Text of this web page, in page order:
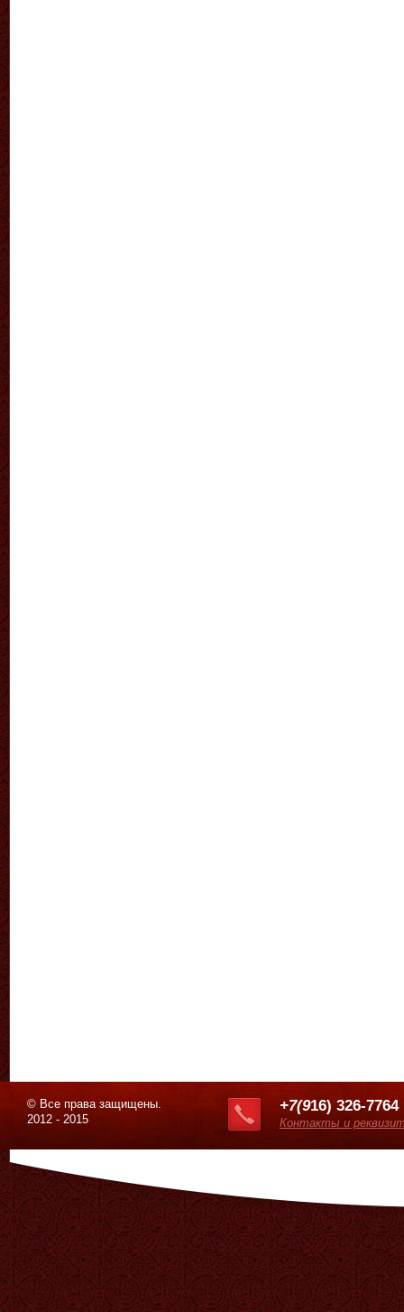
© Все права защищены.
2012 - 2015
+7(916) 326-7764
Контакты и